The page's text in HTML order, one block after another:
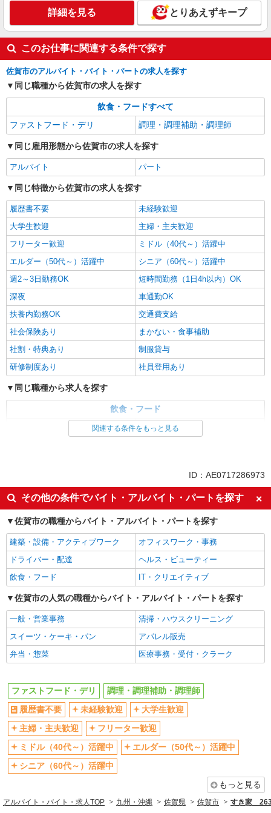
詳細を見る とりあえずキープ
このお仕事に関連する条件で探す
佐賀市のアルバイト・バイト・パートの求人を探す
同じ職種から佐賀市の求人を探す
飲食・フードすべて
ファストフード・デリ
調理・調理補助・調理師
同じ雇用形態から佐賀市の求人を探す
アルバイト パート
同じ特徴から佐賀市の求人を探す
履歴書不要
未経験歓迎
大学生歓迎
主婦・主夫歓迎
フリーター歓迎
ミドル（40代～）活躍中
エルダー（50代～）活躍中
シニア（60代～）活躍中
週2～3日勤務OK
短時間勤務（1日4h以内）OK
深夜
車通勤OK
扶養内勤務OK
交通費支給
社会保険あり
まかない・食事補助
社割・特典あり
制服貸与
研修制度あり
社員登用あり
同じ職種から求人を探す
飲食・フード
ファストフード・デリ
調理・調理補助・調理師
ミドル（40代～）活躍中
週2～3日勤務OK
短時間勤務（1日4h以内）OK
深夜
車通勤OK
扶養内勤務OK
交通費支給
社会保険あり
まかない・食事補助
社員登用あり
関連する条件をもっと見る
ID：AE0717286973
その他の条件でバイト・アルバイト・パートを探す
佐賀市の職種からバイト・アルバイト・パートを探す
建築・設備・アクティブワーク
オフィスワーク・事務
ドライバー・配達
ヘルス・ビューティー
飲食・フード
IT・クリエイティブ
佐賀市の人気の職種からバイト・アルバイト・パートを探す
一般・営業事務
清掃・ハウスクリーニング
スイーツ・ケーキ・パン
アパレル販売
弁当・惣菜
医療事務・受付・クラーク
ファストフード・デリ
調理・調理補助・調理師
履歴書不要
未経験歓迎
大学生歓迎
主婦・主夫歓迎
フリーター歓迎
ミドル（40代～）活躍中
エルダー（50代～）活躍中
シニア（60代～）活躍中
もっと見る
アルバイト・バイト・求人TOP 九州・沖縄 佐賀県 佐賀市 すき家 263